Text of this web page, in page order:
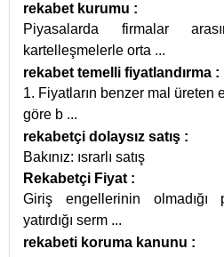
rekabet kurumu :
Piyasalarda firmalar
kartelleşmelerle orta ...
rekabet temelli fiyatlandırma :
1. Fiyatların benzer mal üreten
göre b ...
rekabetçi dolaysız satış :
Bakınız: ısrarlı satış
Rekabetçi Fiyat :
Giriş engellerinin olmadığı
yatırdığı serm ...
rekabeti koruma kanunu :